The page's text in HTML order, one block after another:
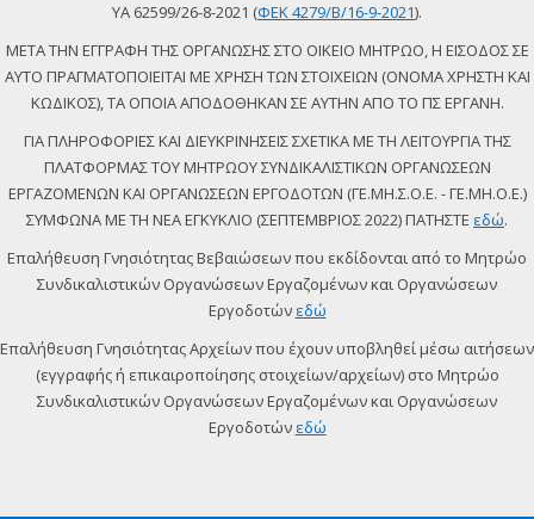
ΥΑ 62599/26-8-2021 (ΦΕΚ 4279/Β/16-9-2021).
ΜΕΤΑ ΤΗΝ ΕΓΓΡΑΦΗ ΤΗΣ ΟΡΓΑΝΩΣΗΣ ΣΤΟ ΟΙΚΕΙΟ ΜΗΤΡΩΟ, Η ΕΙΣΟΔΟΣ ΣΕ
ΑΥΤΟ ΠΡΑΓΜΑΤΟΠΟΙΕΙΤΑΙ ΜΕ ΧΡΗΣΗ ΤΩΝ ΣΤΟΙΧΕΙΩΝ (ΟΝΟΜΑ ΧΡΗΣΤΗ ΚΑΙ
ΚΩΔΙΚΟΣ), ΤΑ ΟΠΟΙΑ ΑΠΟΔΟΘΗΚΑΝ ΣΕ ΑΥΤΗΝ ΑΠΟ ΤΟ ΠΣ ΕΡΓΑΝΗ.
ΓΙΑ ΠΛΗΡΟΦΟΡΙΕΣ ΚΑΙ ΔΙΕΥΚΡΙΝΗΣΕΙΣ ΣΧΕΤΙΚΑ ΜΕ ΤΗ ΛΕΙΤΟΥΡΓΙΑ ΤΗΣ
ΠΛΑΤΦΟΡΜΑΣ ΤΟΥ ΜΗΤΡΩΟΥ ΣΥΝΔΙΚΑΛΙΣΤΙΚΩΝ ΟΡΓΑΝΩΣΕΩΝ
ΕΡΓΑΖΟΜΕΝΩΝ ΚΑΙ ΟΡΓΑΝΩΣΕΩΝ ΕΡΓΟΔΟΤΩΝ (ΓΕ.ΜΗ.Σ.Ο.Ε. - ΓΕ.ΜΗ.Ο.Ε.)
ΣΥΜΦΩΝΑ ΜΕ ΤΗ ΝΕΑ ΕΓΚΥΚΛΙΟ (ΣΕΠΤΕΜΒΡΙΟΣ 2022) ΠΑΤΗΣΤΕ εδώ.
Επαλήθευση Γνησιότητας Βεβαιώσεων που εκδίδονται από το Μητρώο
Συνδικαλιστικών Οργανώσεων Εργαζομένων και Οργανώσεων
Εργοδοτών εδώ
Επαλήθευση Γνησιότητας Αρχείων που έχουν υποβληθεί μέσω αιτήσεων
(εγγραφής ή επικαιροποίησης στοιχείων/αρχείων) στο Μητρώο
Συνδικαλιστικών Οργανώσεων Εργαζομένων και Οργανώσεων
Εργοδοτών εδώ